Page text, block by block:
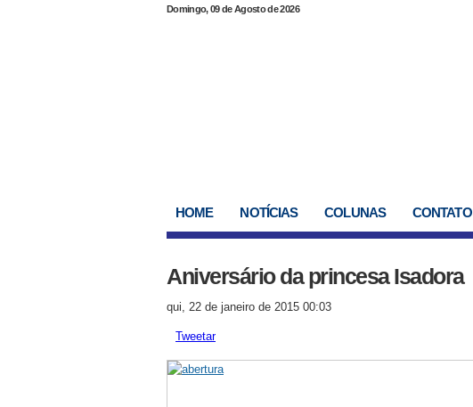
Domingo, 09 de Agosto de 2026
HOME NOTÍCIAS COLUNAS CONTATO
Aniversário da princesa Isadora
qui, 22 de janeiro de 2015 00:03
Tweetar